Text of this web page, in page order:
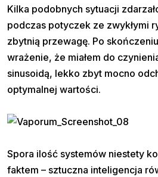
Kilka podobnych sytuacji
podczas potyczek ze zwykłymi
zbytnią przewagę. Po
wrażenie, że miałem do
sinusoidą, lekko zbyt mocno
optymalnej wartości.
Spora ilość systemów niestety
faktem – sztuczna inteligencja